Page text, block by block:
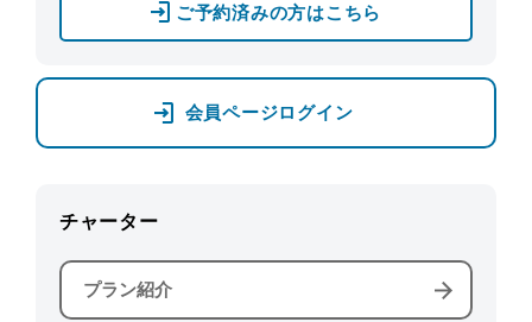
ご予約済みの方はこちら
会員ページログイン
チャーター
プラン紹介